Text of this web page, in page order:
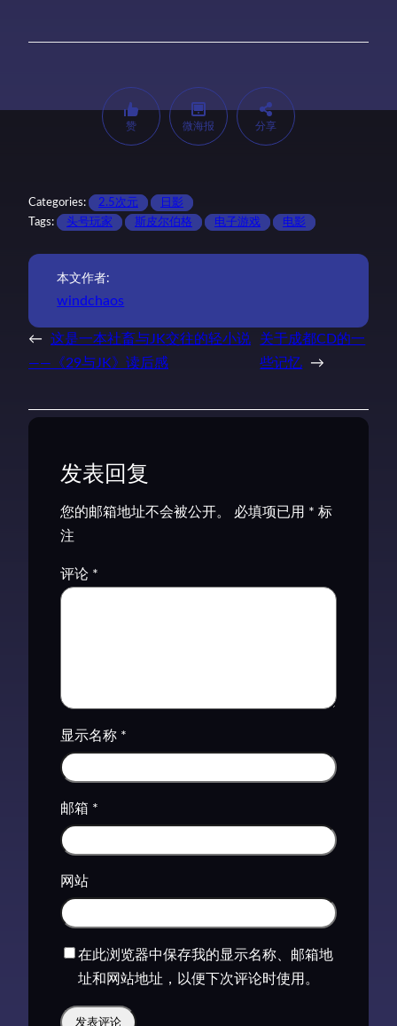
赞 微海报 分享
Categories: 2.5次元
日影
Tags:
头号玩家 斯皮尔伯格 电子游戏 电影
本文作者:
windchaos
←
这是一本社畜与JK交往的轻小说
——《29与JK》读后感
关于成都CD的一
些记忆
→
发表回复
您的邮箱地址不会被公开。 必填项已用 * 标
注
评论 *
显示名称 *
邮箱 *
网站
在此浏览器中保存我的显示名称、邮箱地
址和网站地址，以便下次评论时使用。